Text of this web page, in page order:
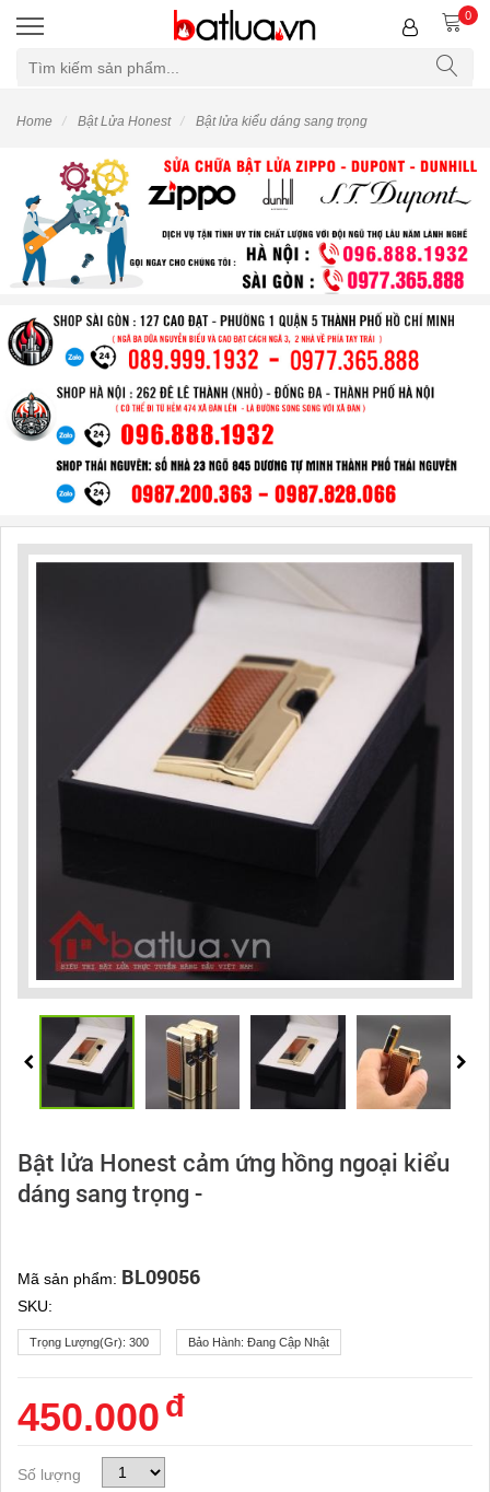
0
Home Bật Lửa Honest Bật lửa kiểu dáng sang trọng
Bật lửa Honest cảm ứng hồng ngoại kiểu
dáng sang trọng -
Mã sản phẩm: BL09056
SKU:
Trọng Lượng(gr): 300 Bảo Hành: Đang Cập Nhật
450.000 đ
Số lượng